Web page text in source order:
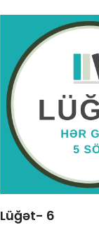
Lüğət- 6